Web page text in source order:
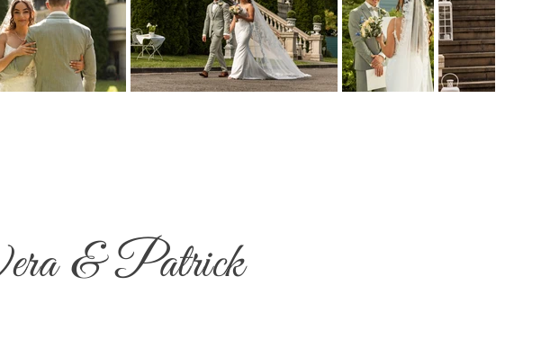
& Patrick